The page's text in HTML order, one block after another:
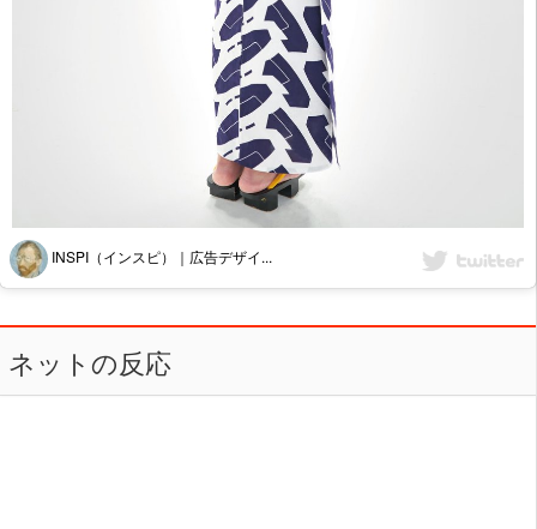
INSPI（インスピ）｜広告デザイ...
ネットの反応